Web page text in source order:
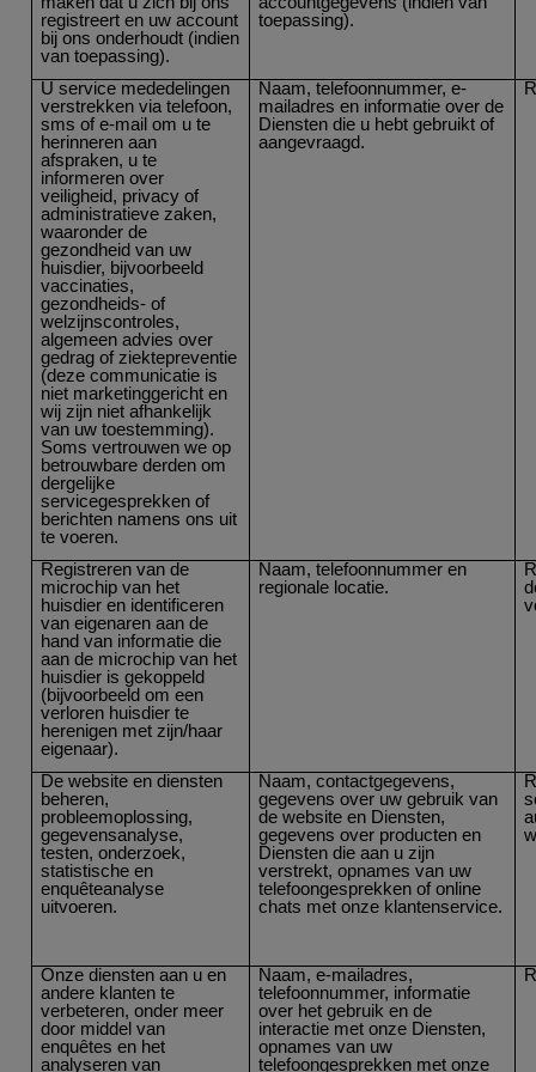
registreert en uw account
bij ons onderhoudt (indien
van toepassing).
toepassing).
U service mededelingen
verstrekken via telefoon,
sms of e-mail om u te
herinneren aan
afspraken, u te
informeren over
veiligheid, privacy of
administratieve zaken,
waaronder de
gezondheid van uw
huisdier, bijvoorbeeld
vaccinaties,
gezondheids- of
welzijnscontroles,
algemeen advies over
gedrag of ziektepreventie
(deze communicatie is
niet marketinggericht en
wij zijn niet afhankelijk
van uw toestemming).
Soms vertrouwen we op
betrouwbare derden om
dergelijke
servicegesprekken of
berichten namens ons uit
te voeren.
Naam, telefoonnummer, e-
mailadres en informatie over de
Diensten die u hebt gebruikt of
aangevraagd.
Registreren van de
microchip van het
huisdier en identificeren
van eigenaren aan de
hand van informatie die
aan de microchip van het
huisdier is gekoppeld
(bijvoorbeeld om een
verloren huisdier te
herenigen met zijn/haar
eigenaar).
Naam, telefoonnummer en
regionale locatie.
De website en diensten
beheren,
probleemoplossing,
gegevensanalyse,
testen, onderzoek,
statistische en
enquêteanalyse
uitvoeren.
Naam, contactgegevens,
gegevens over uw gebruik van
de website en Diensten,
gegevens over producten en
Diensten die aan u zijn
verstrekt, opnames van uw
telefoongesprekken of online
chats met onze klantenservice.
Onze diensten aan u en
andere klanten te
verbeteren, onder meer
door middel van
enquêtes en het
analyseren van
Naam, e-mailadres,
telefoonnummer, informatie
over het gebruik en de
interactie met onze Diensten,
opnames van uw
telefoongesprekken met onze